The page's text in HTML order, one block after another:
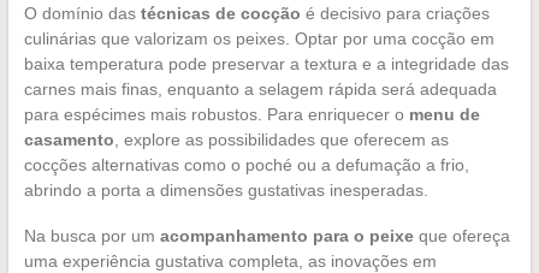
O domínio das técnicas de cocção é decisivo para criações
culinárias que valorizam os peixes. Optar por uma cocção em
baixa temperatura pode preservar a textura e a integridade das
carnes mais finas, enquanto a selagem rápida será adequada
para espécimes mais robustos. Para enriquecer o menu de
casamento , explore as possibilidades que oferecem as
cocções alternativas como o poché ou a defumação a frio,
abrindo a porta a dimensões gustativas inesperadas.
Na busca por um acompanhamento para o peixeque ofereça
uma experiência gustativa completa, as inovações em